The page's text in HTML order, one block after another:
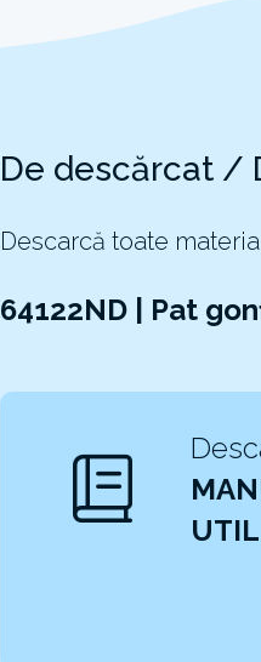
De descărcat /
Descarcă toate
64122ND | Pat